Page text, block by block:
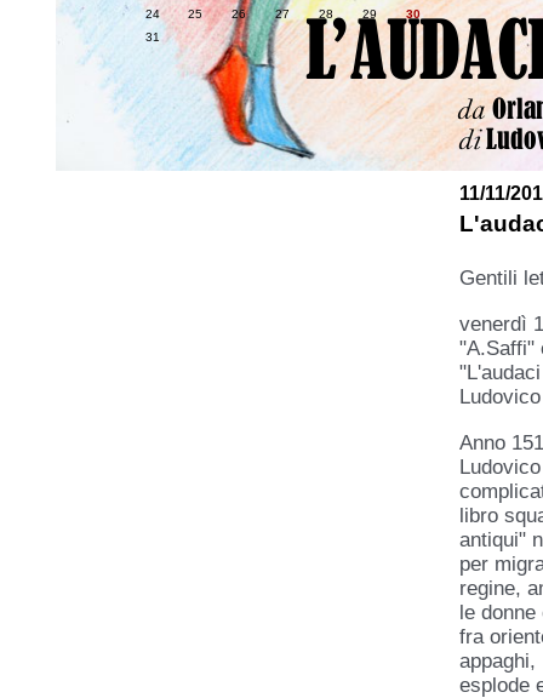
11/11/
Gentili
venerdì
"A.Saffi"
Anno
libro
antiqui"
per
regine,
le
fra
esplode
24
25 26 27 28 29
30
31